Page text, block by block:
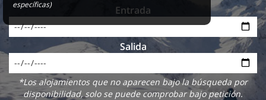
Entrada
Salida
*Los alojamientos que no aparecen bajo la búsqueda por
disponibilidad, solo se puede comprobar bajo petición.
específicas)